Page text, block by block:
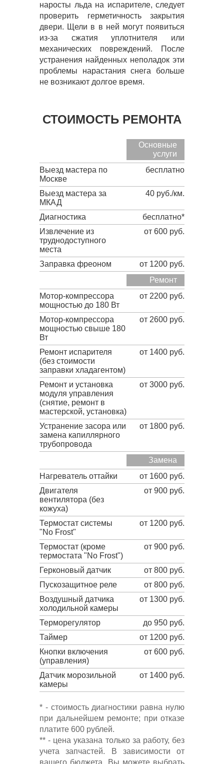
наросты льда на испарителе, следует
проверить герметичность закрытия
двери. Щели в в ней могут появиться
из-за сжатия уплотнителя или
механических повреждений. После
устранения найденных неполадок эти
проблемы нарастания снега больше
не возникают долгое время.
СТОИМОСТЬ РЕМОНТА
Основные
услуги
Выезд мастера по
Москве
бесплатно
Выезд мастера за
МКАД
40 руб./км.
Диагностика
бесплатно*
Извлечение из
труднодоступного
места
от 600 руб.
Заправка фреоном
от 1200 руб.
Ремонт
Мотор-компрессора
мощностью до 180 Вт
от 2200 руб.
Мотор-компрессора
мощностью свыше 180
Вт
от 2600 руб.
Ремонт испарителя
(без стоимости
заправки хладагентом)
от 1400 руб.
Ремонт и установка
модуля управления
(снятие, ремонт в
мастерской, установка)
от 3000 руб.
Устранение засора или
замена капиллярного
трубопровода
от 1800 руб.
Замена
Нагреватель оттайки
от 1600 руб.
Двигателя
вентилятора (без
кожуха)
от 900 руб.
Термостат системы
"No Frost"
от 1200 руб.
Термостат (кроме
термостата "No Frost")
от 900 руб.
Герконовый датчик
от 800 руб.
Пускозащитное реле
от 800 руб.
Воздушный датчика
холодильной камеры
от 1300 руб.
Терморегулятор
до 950 руб.
Таймер
от 1200 руб.
Кнопки включения
(управления)
от 600 руб.
Датчик морозильной
камеры
от 1400 руб.
* - стоимость диагностики равна нулю
при дальнейшем ремонте; при отказе
платите 600 рублей.
** - цена указана только за работу, без
учета запчастей. В зависимости от
вашего бюджета, Вы можете выбрать